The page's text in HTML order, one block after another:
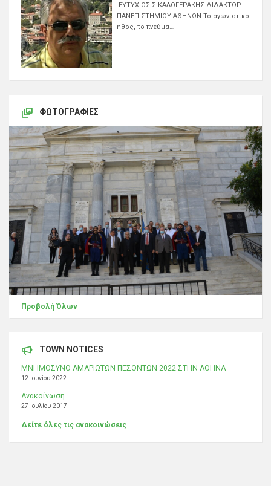
ΕΥΤΥΧΙΟΣ Σ.ΚΑΛΟΓΕΡΑΚΗΣ ΔΙΔΑΚΤΩΡ
ΠΑΝΕΠΙΣΤΗΜΙΟΥ ΑΘΗΝΩΝ Το αγωνιστικό
ήθος, το πνεύμα…
ΦΩΤΟΓΡΑΦΊΕΣ
Προβολή Όλων
TOWN NOTICES
ΜΝΗΜΟΣΥΝΟ ΑΜΑΡΙΩΤΩΝ ΠΕΣΟΝΤΩΝ 2022 ΣΤΗΝ ΑΘΗΝΑ
12 Ιουνίου 2022
Ανακοίνωση
27 Ιουλίου 2017
Δείτε όλες τις ανακοινώσεις